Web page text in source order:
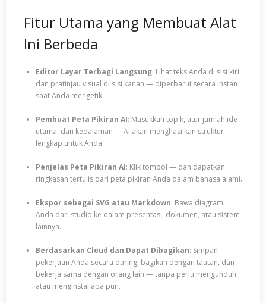
Fitur Utama yang Membuat Alat
Ini Berbeda
Editor Layar Terbagi Langsung: Lihat teks Anda di sisi kiri
dan pratinjau visual di sisi kanan — diperbarui secara instan
saat Anda mengetik.
Pembuat Peta Pikiran AI: Masukkan topik, atur jumlah ide
utama, dan kedalaman — AI akan menghasilkan struktur
lengkap untuk Anda.
Penjelas Peta Pikiran AI: Klik tombol — dan dapatkan
ringkasan tertulis dari peta pikiran Anda dalam bahasa alami.
Ekspor sebagai SVG atau Markdown: Bawa diagram
Anda dari studio ke dalam presentasi, dokumen, atau sistem
lainnya.
Berdasarkan Cloud dan Dapat Dibagikan: Simpan
pekerjaan Anda secara daring, bagikan dengan tautan, dan
bekerja sama dengan orang lain — tanpa perlu mengunduh
atau menginstal apa pun.